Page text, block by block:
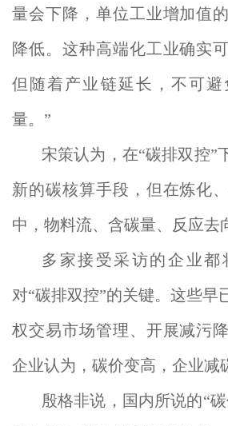
量会下降，单位工业增加值
降低。这种高端化工业确实
但随着产业链延长，不可避
量。”
宋策认为，在“碳排双控”
新的碳核算手段，但在炼化
中，物料流、含碳量、反应去
多家接受采访的企业都
对“碳排双控”的关键。这些早
权交易市场管理、开展减污
企业认为，碳价变高，企业减
殷格非说，国内所说的“